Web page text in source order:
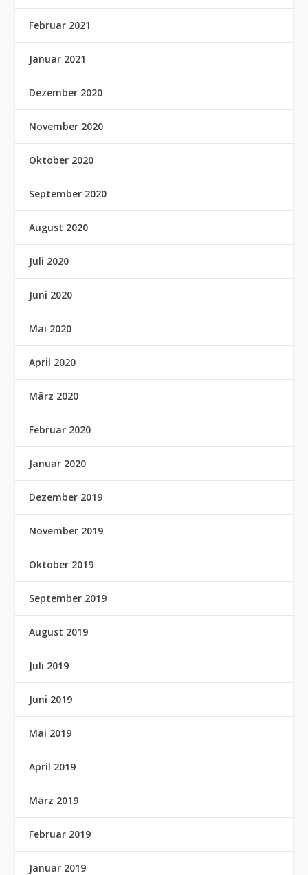
Februar 2021
Januar 2021
Dezember 2020
November 2020
Oktober 2020
September 2020
August 2020
Juli 2020
Juni 2020
Mai 2020
April 2020
März 2020
Februar 2020
Januar 2020
Dezember 2019
November 2019
Oktober 2019
September 2019
August 2019
Juli 2019
Juni 2019
Mai 2019
April 2019
März 2019
Februar 2019
Januar 2019